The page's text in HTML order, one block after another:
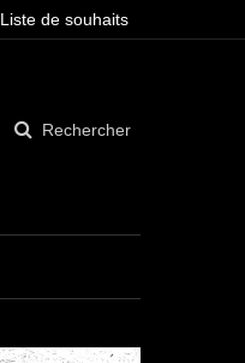
Liste de souhaits
Rechercher